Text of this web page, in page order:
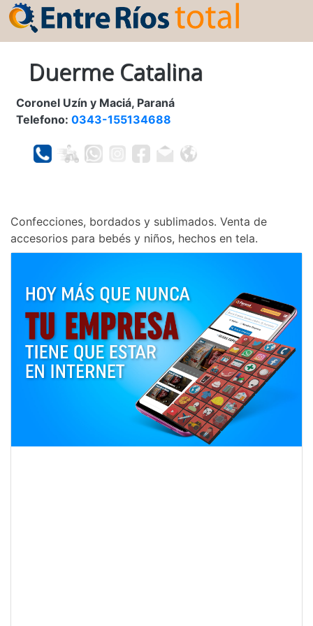
Duerme Catalina
Coronel Uzín y Maciá, Paraná
Telefono: 0343-155134688
Confecciones, bordados y sublimados. Venta de
accesorios para bebés y niños, hechos en tela.